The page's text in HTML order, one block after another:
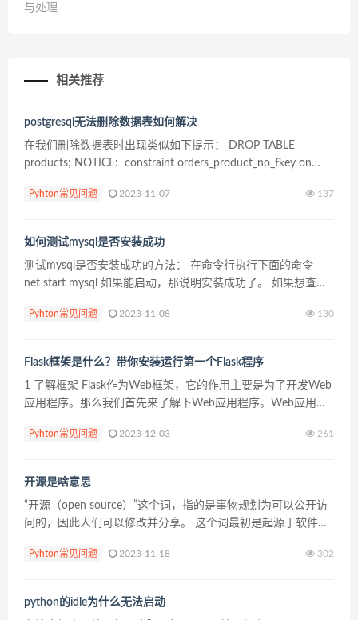
与处理
相关推荐
postgresql无法删除数据表如何解决
在我们删除数据表时出现类似如下提示： DROP TABLE
products; NOTICE: constraint orders_product_no_fkey on
Pyhton常见问题 2023-11-07 137
如何测试mysql是否安装成功
测试mysql是否安装成功的方法： 在命令行执行下面的命令
net start mysql 如果能启动，那说明安装成功了。 如果想查询
入...
Pyhton常见问题 2023-11-08 130
Flask框架是什么？带你安装运行第一个Flask程序
1 了解框架 Flask作为Web框架，它的作用主要是为了开发Web
应用程序。那么我们首先来了解下Web应用程序。Web应用程
工作文档。 1.1 一...
Pyhton常见问题 2023-12-03 261
开源是啥意思
“开源（open source）”这个词，指的是事物规划为可以公开访
问的，因此人们可以修改并分享。 这个词最初是起源于软件开
经泛指一组概念——就是我们称之为的“开...
Pyhton常见问题 2023-11-18 302
python的idle为什么无法启动